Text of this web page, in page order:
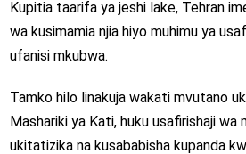
Kupitia taarifa ya jeshi lake, Tehran
wa kusimamia njia hiyo muhimu ya
ufanisi mkubwa.
Tamko hilo linakuja wakati mvutano
Mashariki ya Kati, huku usafirishaji
ukitatizika na kusababisha kupanda